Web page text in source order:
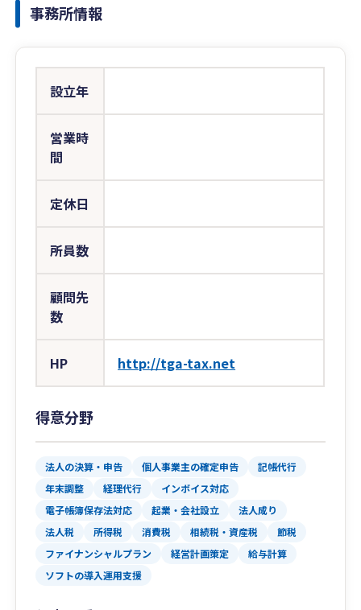
事務所情報
設立年
営業時
間
定休日
所員数
顧問先
数
HP http://tga-tax.net
得意分野
法人の決算・申告 個人事業主の確定申告
記帳代行
年末調整
経理代行
インボイス対応
電子帳簿保存法対応
起業・会社設立
法人成り
法人税
所得税 消費税 相続税・資産税
節税
ファイナンシャルプラン
経営計画策定
給与計算
ソフトの導入運用支援